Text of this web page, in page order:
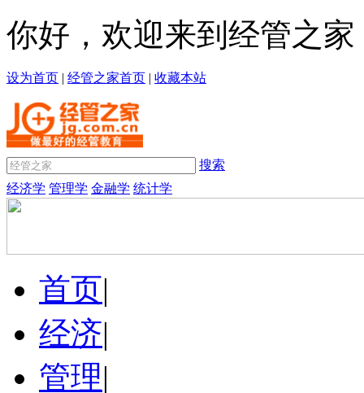
你好，欢迎来到经管之家
设为首页 | 经管之家首页 | 收藏本站
搜索
经济学 管理学 金融学 统计学
首页|
经济|
管理|